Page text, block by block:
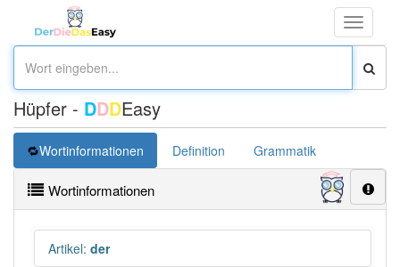
Toggle
Hüpfer - DDDEasy
Wortinformationen Definition Grammatik
Wortinformationen
Artikel: der